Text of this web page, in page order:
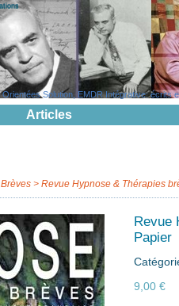
Solution, EMDR Intégrative: écrits
Articles
> Revue Hypnose & Thérapies
Revue
Papier
9,00 €